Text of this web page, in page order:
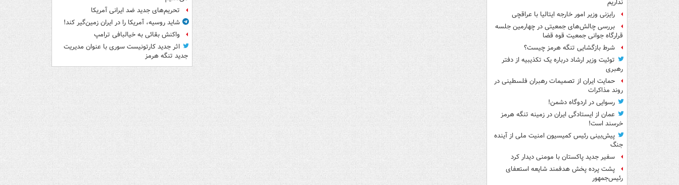
نداریم
رایزنی وزیر امور خارجه ایتالیا با عراقچی
بررسی چالش‌های جمعیتی در چهارمین جلسه
قرارگاه جوانی جمعیت قوه قضا
شرط بازگشایی تنگه هرمز چیست؟
توئیت وزیر ارشاد درباره یک تکذیبیه از دفتر
رهبری
حمایت ایران از تصمیمات رهبران فلسطینی در
روند مذاکرات
رسوایی در اردوگاه دشمن!
عمان از ایستادگی ایران در زمینه تنگه هرمز
خرسند است!
پیش‌بینی رئیس کمیسیون امنیت ملی از آینده
جنگ
سفیر جدید پاکستان با مومنی دیدار کرد
پشت پرده پخش هدفمند شایعه استعفای
رئیس‌جمهور
تحریم‌های جدید ضد ایرانی آمریکا
شاید روسیه، آمریکا را در ایران زمین‌گیر کند!
واکنش بقائی به خیالبافی ترامپ
اثر جدید کارتونیست سوری با عنوان مدیریت
جدید تنگه هرمز